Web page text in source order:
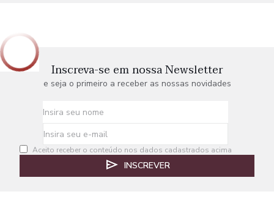
Inscreva-se em nossa Newsletter
e seja o primeiro a receber as nossas novidades
Aceito receber o conteúdo nos dados cadastrados acima
INSCREVER